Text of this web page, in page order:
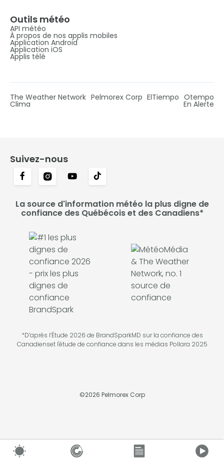
Outils météo
API météo
À propos de nos applis mobiles
Application Android
Application iOS
Applis télé
The Weather Network Pelmorex Corp ElTiempo Otempo
Clima En Alerte
Suivez-nous
La source d'information météo la plus digne de
confiance des Québécois et des Canadiens*
*D’après l’Étude 2026 de BrandSparkMD sur la confiance des
Canadienset l'étude de confiance dans les médias Pollara 2025
©2026 Pelmorex Corp